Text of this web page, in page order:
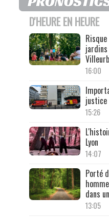
D'HEURE EN HEURE
16:00
justice
15:26
Lyon
14:07
Porté
dans
13:05